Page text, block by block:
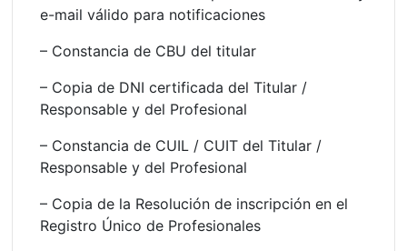
e-mail válido para notificaciones
– Constancia de CBU del titular
– Copia de DNI certificada del Titular /
Responsable y del Profesional
– Constancia de CUIL / CUIT del Titular /
Responsable y del Profesional
– Copia de la Resolución de inscripción en el
Registro Único de Profesionales